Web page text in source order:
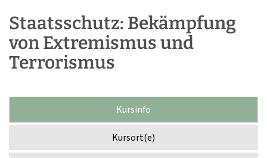
Staatsschutz: Bekämpfung
von Extremismus und
Terrorismus
Kursinfo
Kursort(e)